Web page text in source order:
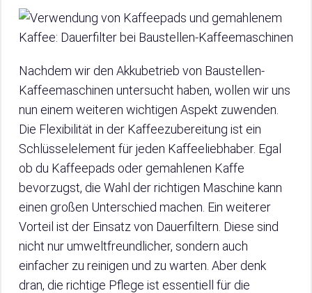
Nachdem wir den Akkubetrieb von Baustellen-
Kaffeemaschinen untersucht haben, wollen wir uns
nun einem weiteren wichtigen Aspekt zuwenden.
Die Flexibilität in der Kaffeezubereitung ist ein
Schlüsselelement für jeden Kaffeeliebhaber. Egal
ob du Kaffeepads oder gemahlenen Kaffe
bevorzugst, die Wahl der richtigen Maschine kann
einen großen Unterschied machen. Ein weiterer
Vorteil ist der Einsatz von Dauerfiltern. Diese sind
nicht nur umweltfreundlicher, sondern auch
einfacher zu reinigen und zu warten. Aber denk
dran, die richtige Pflege ist essentiell für die